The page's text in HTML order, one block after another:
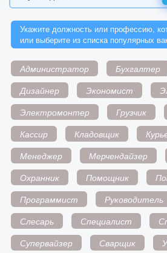
Укажите должность или профессию,
или выберите из списка популярных
Администратор Бухгалтер
Дизайнер
Экономист
Электромонтер
Грузчик
Кассир
Кладовщик
Менеджер
Мерчендайзер
Охранник
Помощник
Программист
Руководитель
Слесарь
Специалист
Супервайзер
Сварщик